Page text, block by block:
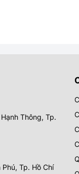
Thông, Tp.
Tp. Hồ Chí